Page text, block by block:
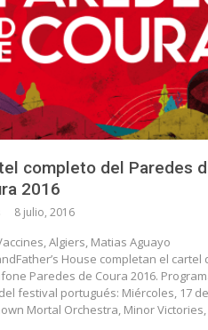
completo del Paredes
2016
8 julio, 2016
Algiers, Matias Aguayo
House completan el cartel
Paredes de Coura 2016.
festival portugués: Miércoles, 17
Mortal Orchestra, Minor